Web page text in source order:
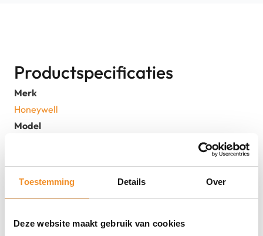
Toestemming Details Over
Deze website maakt gebruik van cookies
Productspecificaties
Merk
Honeywell
Model